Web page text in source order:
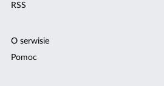
RSS
O serwisie
Pomoc